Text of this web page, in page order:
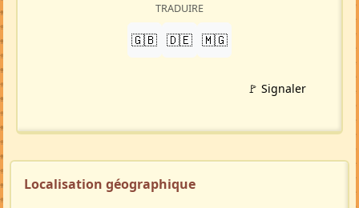
TRADUIRE
🇬🇧 🇩🇪 🇲🇬
🚩 Signaler
Localisation géographique